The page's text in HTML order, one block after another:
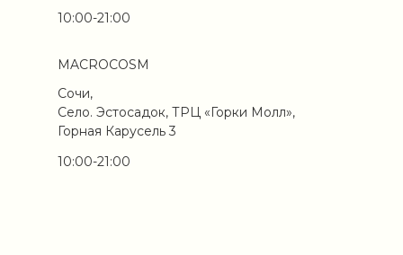
10:00-21:00
Сочи,
Село. Эстосадок, ТРЦ «Горки Молл»,
Горная Карусель 3
10:00-21:00
MACROCOSM